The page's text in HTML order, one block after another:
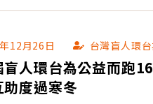
12月26日 台灣盲人環
盲人環台為公益而跑
度過寒冬